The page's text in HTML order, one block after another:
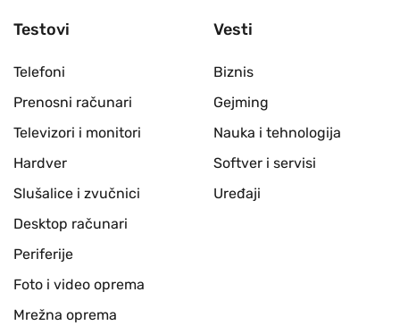
Testovi
Telefoni
Prenosni računari
Televizori i monitori
Hardver
Slušalice i zvučnici
Desktop računari
Periferije
Foto i video oprema
Mrežna oprema
Vesti
Biznis
Gejming
Nauka i tehnologija
Softver i servisi
Uređaji